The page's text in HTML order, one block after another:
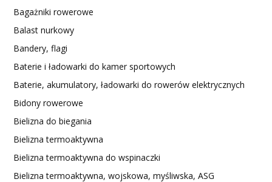
Bagażniki rowerowe
Balast nurkowy
Bandery, flagi
Baterie i ładowarki do kamer sportowych
Baterie, akumulatory, ładowarki do rowerów elektrycznych
Bidony rowerowe
Bielizna do biegania
Bielizna termoaktywna
Bielizna termoaktywna do wspinaczki
Bielizna termoaktywna, wojskowa, myśliwska, ASG